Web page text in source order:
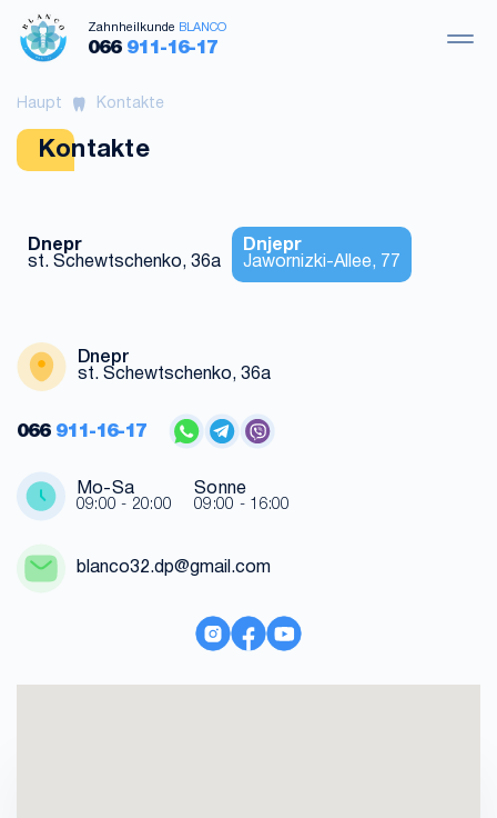
Zahnheilkunde BLANCO
066911-16-17
Haupt Kontakte
Kontakte
Dnepr
st. Schewtschenko, 36a
Dnjepr
Jawornizki-Allee, 77
Dnepr
st. Schewtschenko, 36a
066911-16-17
Mo-Sa
09:00 - 20:00
Sonne
09:00 - 16:00
blanco32.dp@gmail.com